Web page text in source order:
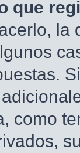
que
la
como